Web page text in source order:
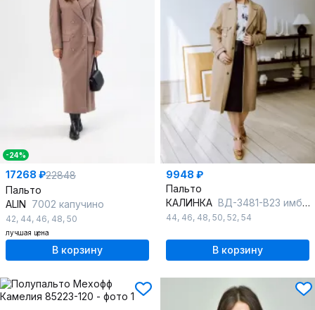
-24%
17268 ₽22848
Пальто
ALIN 7002 капучино
42, 44, 46, 48, 50
лучшая цена
В корзину
9948 ₽
Пальто
КАЛИНКА ВД-3481-В23 имбирный
44, 46, 48, 50, 52, 54
В корзину